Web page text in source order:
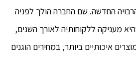
החדשה. שם החברה הולך לפניה
מעניקה ללקוחותיה לאורך השנים,
איכותיים ביותר, במחירים הוגנים